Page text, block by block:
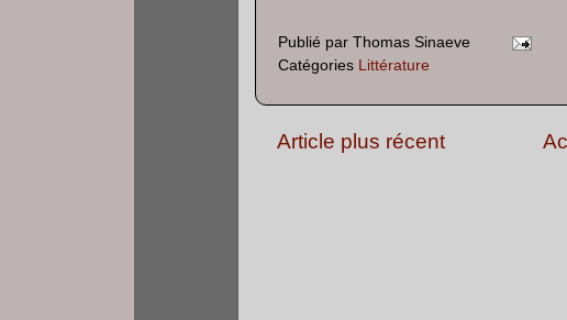
Publié par Thomas Sinaeve
Catégories Littérature
Article plus récent